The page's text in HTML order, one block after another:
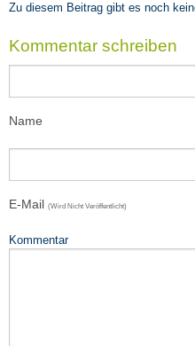
Zu diesem Beitrag gibt es noch
Kommentar schreiben
Name
E-Mail (wird Nicht Veröffentlicht)
Kommentar